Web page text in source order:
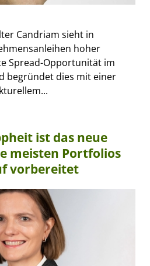
Candriam sieht in
hoher
Spread-Opportunität im
begründet dies mit einer
ist das neue
meisten Portfolios
vorbereitet